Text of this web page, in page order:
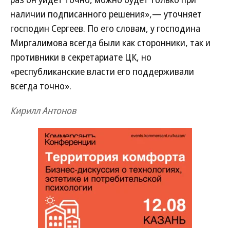
наличии подписанного решения»,— уточняет
господин Сергеев. По его словам, у господина
Миргалимова всегда были как сторонники, так и
противники в секретариате ЦК, но
«республиканские власти его поддерживали
всегда точно».
Кирилл Антонов